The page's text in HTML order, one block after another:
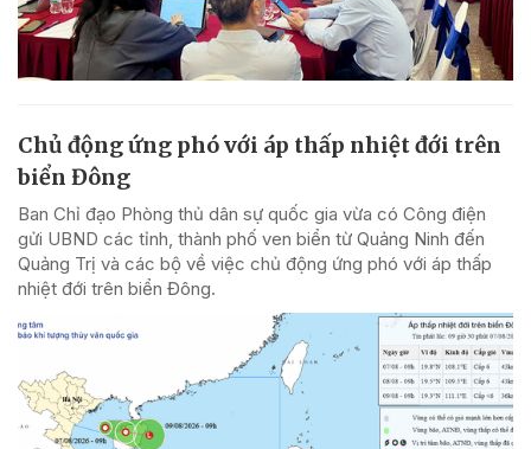
Chủ động ứng phó với áp thấp nhiệt đới trên
biển Đông
Ban Chỉ đạo Phòng thủ dân sự quốc gia vừa có Công điện
gửi UBND các tỉnh, thành phố ven biển từ Quảng Ninh đến
Quảng Trị và các bộ về việc chủ động ứng phó với áp thấp
nhiệt đới trên biển Đông.